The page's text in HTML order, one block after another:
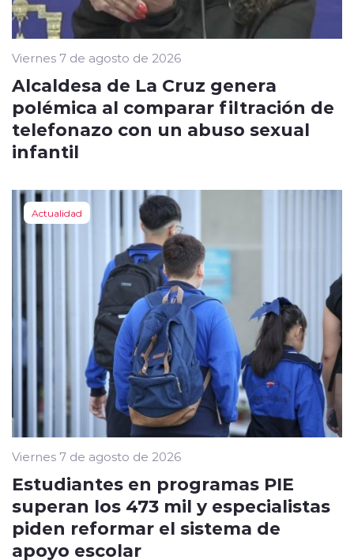
Viernes 7 de agosto de 2026
Alcaldesa de La Cruz genera
polémica al comparar filtración de
telefonazo con un abuso sexual
infantil
Actualidad
Viernes 7 de agosto de 2026
Estudiantes en programas PIE
superan los 473 mil y especialistas
piden reformar el sistema de
apoyo escolar